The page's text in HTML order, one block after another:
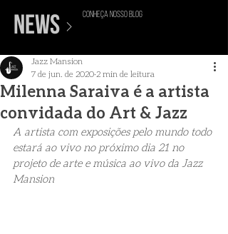
>
news conheça nosso blog
Milenna Saraiva é a artista
convidada do Art & Jazz
Jazz Mansion
7 de jun. de 2020 2 min de leitura
A artista com exposições pelo mundo todo
estará ao vivo no próximo dia 21 no
projeto de arte e música ao vivo da Jazz
Mansion